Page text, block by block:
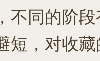
不同的阶
短，对收